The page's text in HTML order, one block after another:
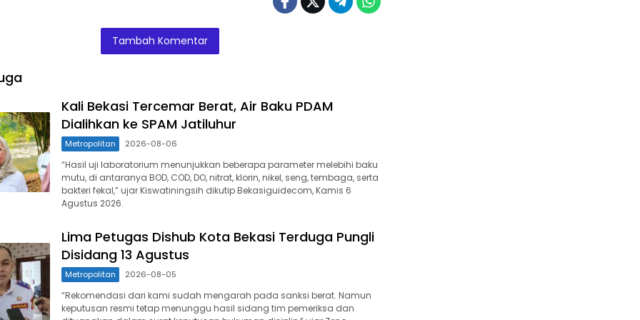
Tambah Komentar
Kali Bekasi Tercemar Berat, Air Baku PDAM
Dialihkan ke SPAM Jatiluhur
Metropolitan 2026-08-06
“Hasil uji laboratorium menunjukkan beberapa parameter melebihi baku
mutu, di antaranya BOD, COD, DO, nitrat, klorin, nikel, seng, tembaga, serta
bakteri fekal,” ujar Kiswatiningsih dikutip Bekasiguidecom, Kamis 6
Agustus 2026.
Lima Petugas Dishub Kota Bekasi Terduga Pungli
Disidang 13 Agustus
Metropolitan 2026-08-05
“Rekomendasi dari kami sudah mengarah pada sanksi berat. Namun
keputusan resmi tetap menunggu hasil sidang tim pemeriksa dan